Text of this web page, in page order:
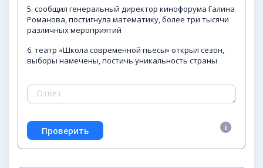
5. сообщил генеральный директор кинофорума Галина
Романова, постигнула математику, более три тысячи
различных мероприятий
6. театр «Школа современной пьесы» открыл сезон,
выборы намечены, постичь уникальность страны